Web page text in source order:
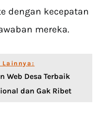
dengan kecepatan
mereka.
Lainnya:
Web Desa Terbaik
dan Gak Ribet